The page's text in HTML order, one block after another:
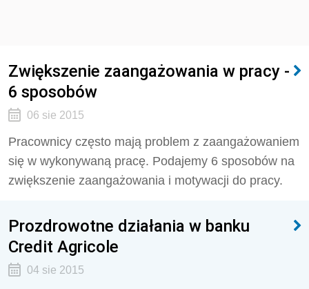
Zwiększenie zaangażowania w pracy -
6 sposobów
06 sie 2015
Pracownicy często mają problem z zaangażowaniem
się w wykonywaną pracę. Podajemy 6 sposobów na
zwiększenie zaangażowania i motywacji do pracy.
Prozdrowotne działania w banku
Credit Agricole
04 sie 2015